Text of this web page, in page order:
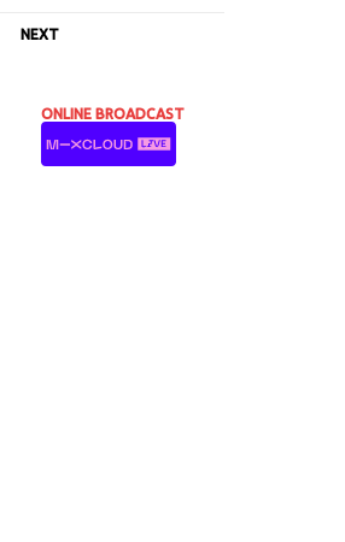
NEXT
ONLINE BROADCAST